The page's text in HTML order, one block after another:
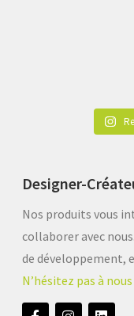
Designer-
Nos produits vous
collaborer avec
de développement,
N’hésitez pas à